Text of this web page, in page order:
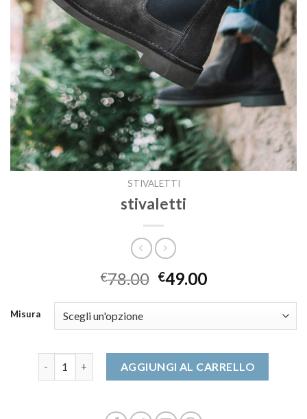
STIVALETTI
stivaletti
€78.00 €49.00
Misura
AGGIUNGI AL CARRELLO